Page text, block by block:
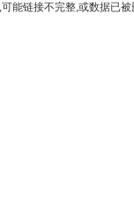
能链接不完整,或数据已